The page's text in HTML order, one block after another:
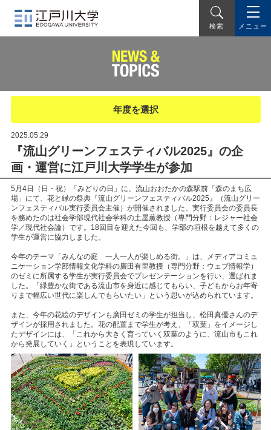
検索 メニュー
年度を選択
2025.05.29
『流山グリーンフェスティバル2025』の企
画・運営に江戸川大学学生が参加
5月4日（日・祝）「みどりの日」に、流山おおたかの森駅前「森のまち広
場」にて、花と緑の祭典『流山グリーンフェスティバル2025』（流山グリー
ンフェスティバル実行委員会主催）が開催されました。実行委員会の委員長
を務めたのは社会学部現代社会学科の土屋薫教授（専門分野：レジャー社会
学／現代社会論）です。18回目を迎えた今回も、学部の垣根を越えて多くの
学生が運営に協力しました。
今年のテーマ「みんなの庭 一人一人が楽しめる街。」は、メディアコミュ
ニケーション学部情報文化学科の廣田有里教授（専門分野：ウェブ情報学）
のゼミに所属する学生が実行委員会でプレゼンテーションを行い、選ばれま
した。「緑豊かな街である流山市を身近に感じてもらい、子どもからお年寄
りまで幅広い世代に楽しんでもらいたい」という思いが込められています。
また、今年の花絵のデザインも廣田ゼミの学生が担当し、松田真優さんのデ
ザインが採用されました。花の配置まで学生が考え、「双葉」をイメージし
たデザインには、「これから大きく育っていく双葉のように、流山市もこれ
から発展していく」ということを表現しています。